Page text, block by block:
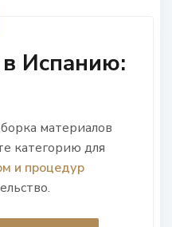
Испанию:
материалов
категорию для
и процедур